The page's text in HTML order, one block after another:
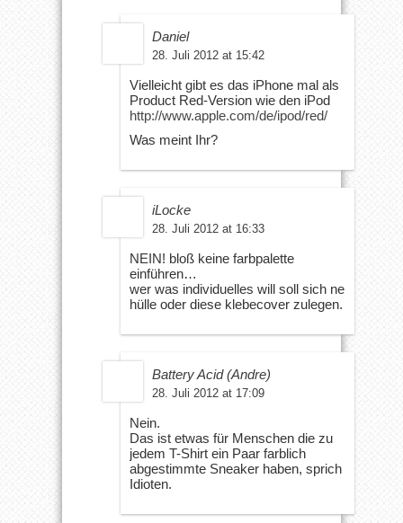
Daniel
28. Juli 2012 at 15:42
Vielleicht gibt es das iPhone mal als
Product Red-Version wie den iPod
http://www.apple.com/de/ipod/red/
Was meint Ihr?
iLocke
28. Juli 2012 at 16:33
NEIN! bloß keine farbpalette
einführen…
wer was individuelles will soll sich ne
hülle oder diese klebecover zulegen.
Battery Acid (Andre)
28. Juli 2012 at 17:09
Nein.
Das ist etwas für Menschen die zu
jedem T-Shirt ein Paar farblich
abgestimmte Sneaker haben, sprich
Idioten.